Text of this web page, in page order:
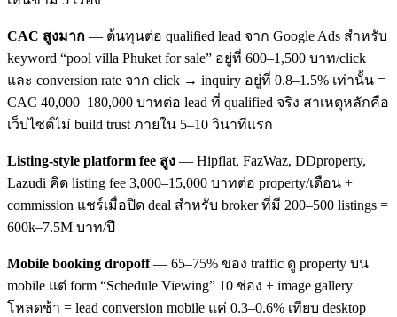
CAC สูงมาก — ต้นทุนต่อ qualified lead จาก Google Ads สำหรับ
keyword “pool villa Phuket for sale” อยู่ที่ 600–1,500 บาท/click
และ conversion rate จาก click → inquiry อยู่ที่ 0.8–1.5% เท่านั้น =
CAC 40,000–180,000 บาทต่อ lead ที่ qualified จริง สาเหตุหลักคือ
เว็บไซต์ไม่ build trust ภายใน 5–10 วินาทีแรก
Listing-style platform fee สูง — Hipflat, FazWaz, DDproperty,
Lazudi คิด listing fee 3,000–15,000 บาทต่อ property/เดือน +
commission แชร์เมื่อปิด deal สำหรับ broker ที่มี 200–500 listings =
600k–7.5M บาท/ปี
Mobile booking dropoff— 65–75% ของ traffic ดู property บน
mobile แต่ form “Schedule Viewing” 10 ช่อง + image gallery
โหลดช้า = lead conversion mobile แค่ 0.3–0.6% เทียบ desktop